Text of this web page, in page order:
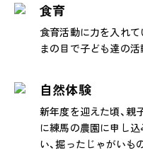
食育
食育活動に力を入れて
まの目で子ども達の活
自然体験
新年度を迎えた頃、親
に練馬の農園に申し
い、掘ったじゃがいも